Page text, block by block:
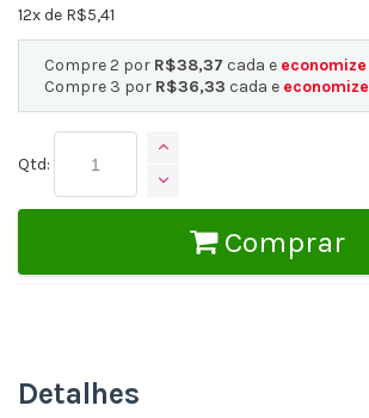
12x de R$5,41
Compre 2 por R$38,37 cada e economize
Compre 3 por R$36,33 cada e economize
Qtd:
Comprar
Detalhes